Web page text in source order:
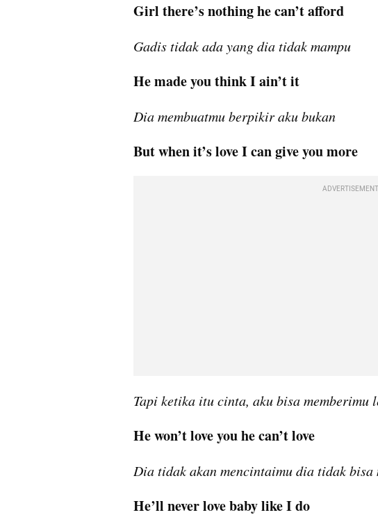
Girl there’s nothing he can’t afford
Gadis tidak ada yang dia tidak mampu
He made you think I ain’t it
Dia membuatmu berpikir aku bukan
But when it’s love I can give you more
ADVERTISEMENT
Tapi ketika itu cinta, aku bisa memberimu
He won’t love you he can’t love
Dia tidak akan mencintaimu dia tidak bisa
He’ll never love baby like I do